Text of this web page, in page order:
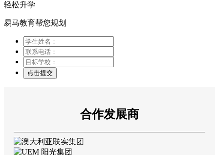
轻松升学
易马教育帮您规划
点击提交
合作发展商